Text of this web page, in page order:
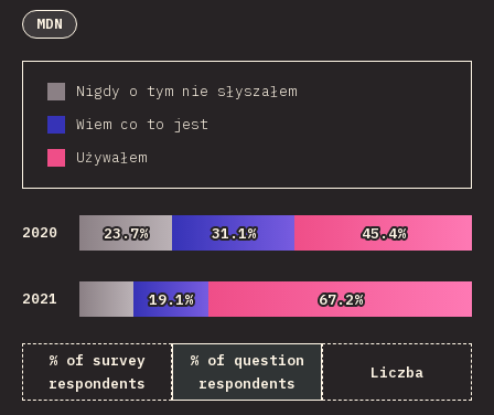
MDN
Nigdy o tym nie słyszałem
Wiem co to jest
Używałem
2020 23.7%
23.7% 31.1%
31.1% 45.4%
45.4%
2021 19.1%
19.1% 67.2%
67.2%
% of survey
respondents
% of question
respondents
Liczba